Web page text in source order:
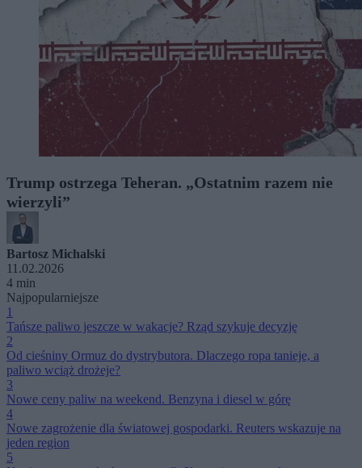
Trump ostrzega Teheran. „Ostatnim razem nie
wierzyli”
Bartosz Michalski
11.02.2026
4 min
Najpopularniejsze
1
Tańsze paliwo jeszcze w wakacje? Rząd szykuje decyzję
2
Od cieśniny Ormuz do dystrybutora. Dlaczego ropa tanieje, a
paliwo wciąż drożeje?
3
Nowe ceny paliw na weekend. Benzyna i diesel w górę
4
Nowe zagrożenie dla światowej gospodarki. Reuters wskazuje na
jeden region
5